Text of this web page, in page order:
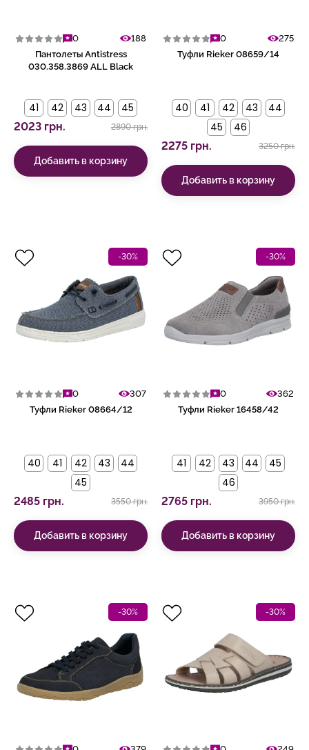
0
188
Пантолеты Antistress
030.358.3869 ALL Black
41 42 43 44 45
2023 грн. 2890 грн.
Добавить в корзину
0
275
Туфли Rieker 08659/14
40 41 42 43
44
45
46
2275 грн. 3250 грн.
Добавить в корзину
-30%
0
307
Туфли Rieker 08664/12
40 41 42 43
44
45
2485 грн. 3550 грн.
Добавить в корзину
-30%
0
362
Туфли Rieker 16458/42
41 42 43 44
45
46
2765 грн. 3950 грн.
Добавить в корзину
-30% -30%